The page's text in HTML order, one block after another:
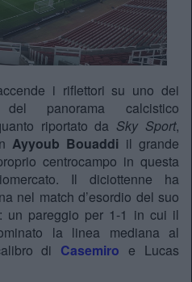
i riflettori su uno dei
panorama calcistico
riportato da Sky Sport,
Ayyoub Bouaddi il grande
centrocampo in questa
Il diciottenne ha
nel match d’esordio del suo
: un pareggio per 1-1 in cui il
la linea mediana al
di Casemiro e Lucas